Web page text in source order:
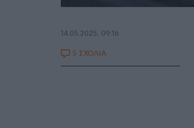
14.05.2025, 09:16
5 ΣΧΟΛΙΑ